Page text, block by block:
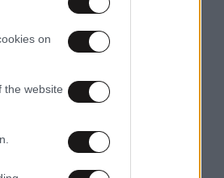
on
the website
τη